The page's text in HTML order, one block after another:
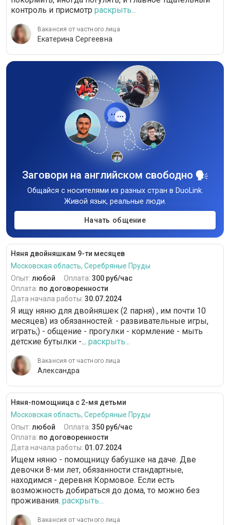
контроль и присмотр раскрыть...
Вакансия от частного лица
Екатерина Сергеевна
Заговори на английском свободно
Общайся с носителями из разных стран в DuoLink.
Живой язык, реальные люди.
Начать общение
Няня двойняшкам 9-ти месяцев
Московская область, Серебряные Пруды
Опыт: любой Оплата: 300 руб/час
Оплата: по договоренности
Дата начала работы: 30.07.2024
Я ищу няню для двойняшек (2 парня) , им почти 10
месяцев) из обязанностей: - развивательные игры,
играть;) - общение - прогулки - кормление - мыть
детские бутылки -... раскрыть...
Вакансия от частного лица
Александра
Няня-помощница с 2-мя детьми
Московская область, Серебряные Пруды
Опыт: любой Оплата: 350 руб/час
Оплата: по договоренности
Дата начала работы: 01.07.2024
Ищем няню - помощницу бабушке на даче. Две
девочки 8-ми лет, обязанности стандартные,
находимся - деревня Кормовое. Если есть
возможность добираться до дома, то можно без
проживания. раскрыть...
Вакансия от частного лица